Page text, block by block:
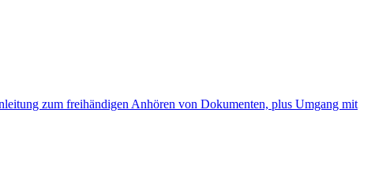
zum freihändigen Anhören von Dokumenten, plus Umgang mit